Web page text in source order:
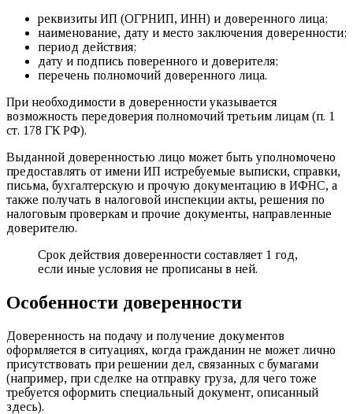
реквизиты ИП (ОГРНИП, ИНН) и доверенного лица;
наименование, дату и место заключения доверенности;
период действия;
дату и подпись поверенного и доверителя;
перечень полномочий доверенного лица.
При необходимости в доверенности указывается
возможность передоверия полномочий третьим лицам (п. 1
ст. 178 ГК РФ).
Выданной доверенностью лицо может быть уполномочено
предоставлять от имени ИП истребуемые выписки, справки,
письма, бухгалтерскую и прочую документацию в ИФНС, а
также получать в налоговой инспекции акты, решения по
налоговым проверкам и прочие документы, направленные
доверителю.
Срок действия доверенности составляет 1 год,
если иные условия не прописаны в ней.
Особенности доверенности
Доверенность на подачу и получение документов
оформляется в ситуациях, когда гражданин не может лично
присутствовать при решении дел, связанных с бумагами
(например, при сделке на отправку груза, для чего тоже
требуется оформить специальный документ, описанный
здесь).